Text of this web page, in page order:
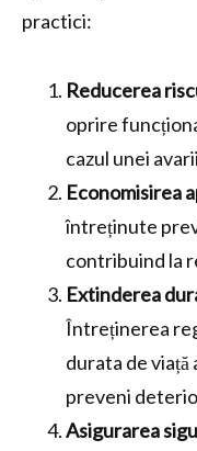
practici:
Reducerea
oprire
cazul unei
Economisirea
întreținute
contribuind la
Extinderea
Întreținerea
durata de viață
preveni
Asigurarea